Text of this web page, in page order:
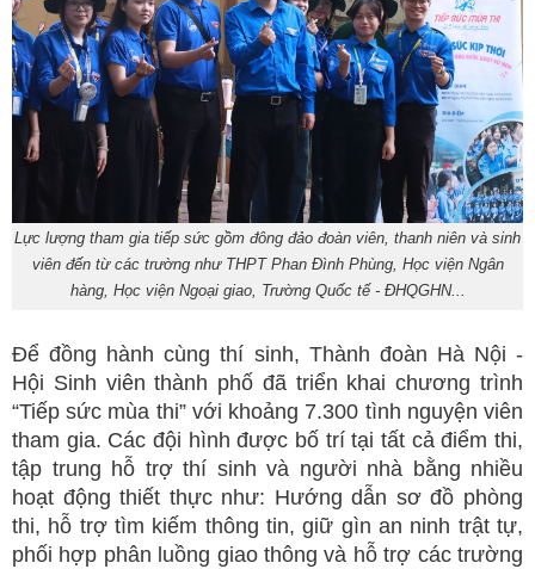
Lực lượng tham gia tiếp sức gồm đông đảo đoàn viên, thanh niên và sinh
viên đến từ các trường như THPT Phan Đình Phùng, Học viện Ngân
hàng, Học viện Ngoại giao, Trường Quốc tế - ĐHQGHN...
Để đồng hành cùng thí sinh, Thành đoàn Hà Nội -
Hội Sinh viên thành phố đã triển khai chương trình
“Tiếp sức mùa thi” với khoảng 7.300 tình nguyện viên
tham gia. Các đội hình được bố trí tại tất cả điểm thi,
tập trung hỗ trợ thí sinh và người nhà bằng nhiều
hoạt động thiết thực như: Hướng dẫn sơ đồ phòng
thi, hỗ trợ tìm kiếm thông tin, giữ gìn an ninh trật tự,
phối hợp phân luồng giao thông và hỗ trợ các trường